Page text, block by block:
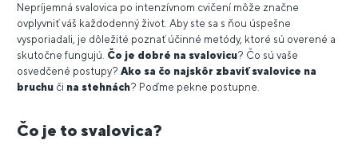
Nepríjemná svalovica po intenzívnom cvičení môže značne
ovplyvniť váš každodenný život. Aby ste sa s ňou úspešne
vysporiadali, je dôležité poznať účinné metódy, ktoré sú overené a
skutočne fungujú. Čo je dobré na svalovicu? Čo sú vaše
osvedčené postupy? Ako sa čo najskôr zbaviť svalovice na
bruchu či na stehnách? Poďme pekne postupne.
Čo je to svalovica?